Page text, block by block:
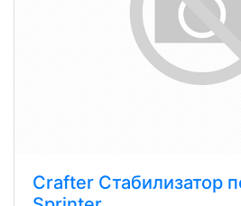
Crafter Стабилизатор